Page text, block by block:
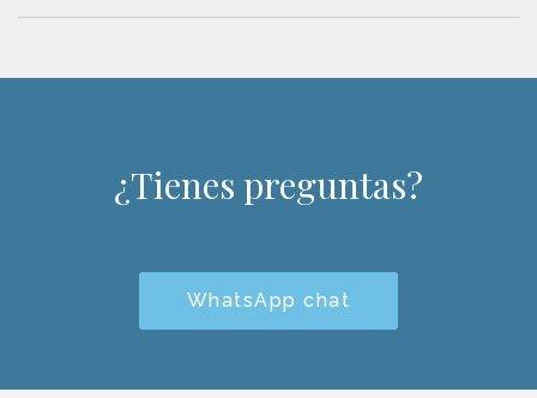
¿Tienes preguntas?
WhatsApp chat